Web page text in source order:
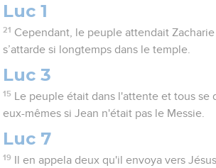
Luc 1
21 Cependant, le peuple attendait
s’attarde si longtemps dans le temple.
Luc 3
15
Le peuple était dans l'attente et tous se
eux-mêmes si Jean n'était pas le Messie.
Luc 7
19 Il en appela deux qu'il envoya vers